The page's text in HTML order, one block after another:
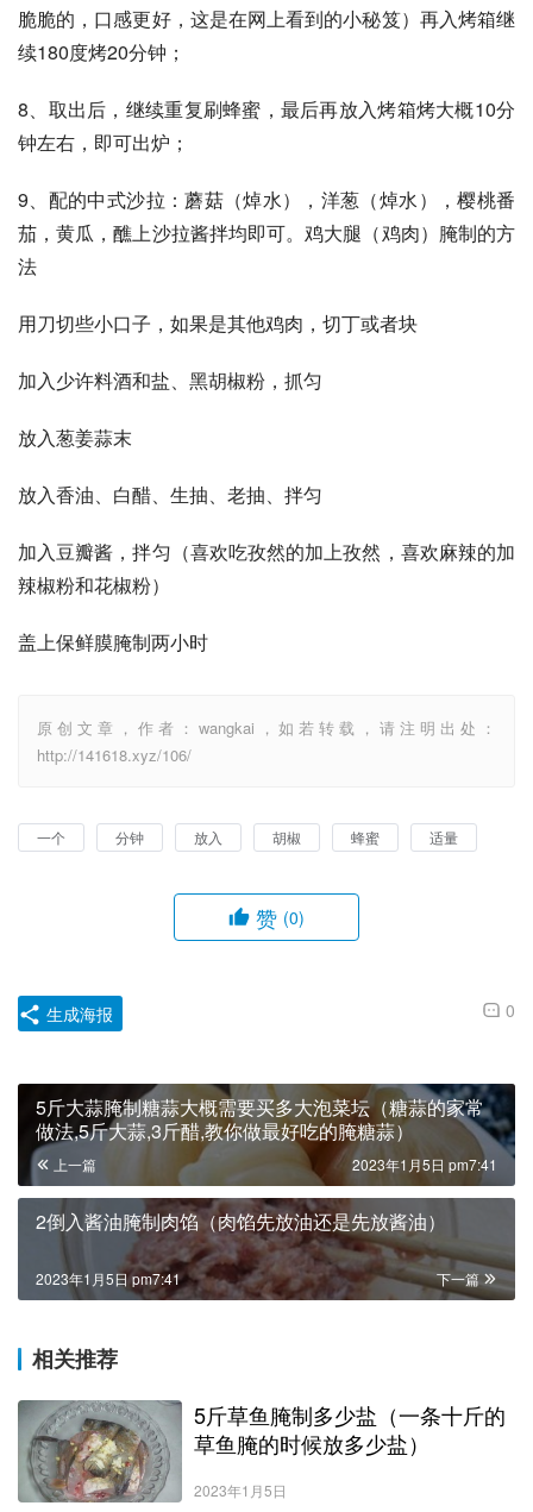
脆脆的，口感更好，这是在网上看到的小秘笈）再入烤箱继
续180度烤20分钟；
8、取出后，继续重复刷蜂蜜，最后再放入烤箱烤大概10分
钟左右，即可出炉；
9、配的中式沙拉：蘑菇（焯水），洋葱（焯水），樱桃番
茄，黄瓜，醮上沙拉酱拌均即可。鸡大腿（鸡肉）腌制的方
法
用刀切些小口子，如果是其他鸡肉，切丁或者块
加入少许料酒和盐、黑胡椒粉，抓匀
放入葱姜蒜末
放入香油、白醋、生抽、老抽、拌匀
加入豆瓣酱，拌匀（喜欢吃孜然的加上孜然，喜欢麻辣的加
辣椒粉和花椒粉）
盖上保鲜膜腌制两小时
原创文章，作者：wangkai，如若转载，请注明出处：
http://141618.xyz/106/
一个 分钟 放入 胡椒 蜂蜜 适量
赞 (0)
0
生成海报
5斤大蒜腌制糖蒜大概需要买多大泡菜坛（糖蒜的家常
做法,5斤大蒜,3斤醋,教你做最好吃的腌糖蒜）
上一篇 2023年1月5日 pm7:41
2倒入酱油腌制肉馅（肉馅先放油还是先放酱油）
下一篇
2023年1月5日 pm7:41
相关推荐
5斤草鱼腌制多少盐（一条十斤的
草鱼腌的时候放多少盐）
2023年1月5日